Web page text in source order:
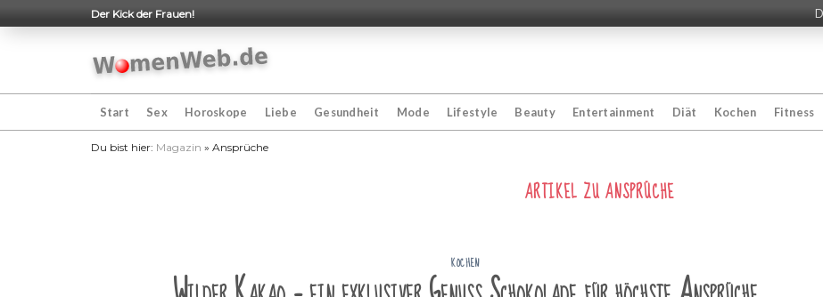
to
Der Kick der Frauen!
Start Sex Horoskope Liebe Gesundheit Mode Lifestyle Beauty Entertainment Diät Kochen Fitness
Du bist hier: Magazin » Ansprüche
ARTIKEL ZUANSPRÜCHE
KOCHEN